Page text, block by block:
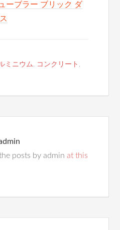
ーブラー ブリック ダ
ミニウム, コンクリート ,
posts by adminat this